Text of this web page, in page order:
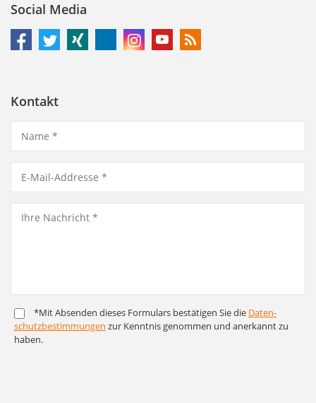
Social Media
Kontakt
*Mit Absenden dieses Formulars bestätigen Sie die Daten­
schutz­bestim­mungen zur Kenntnis genommen und anerkannt zu
haben.